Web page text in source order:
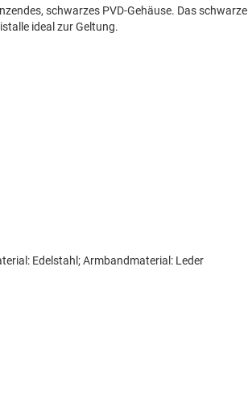
schwarzes PVD-Gehäuse. Das schwarze
ideal zur Geltung.
Edelstahl; Armbandmaterial: Leder